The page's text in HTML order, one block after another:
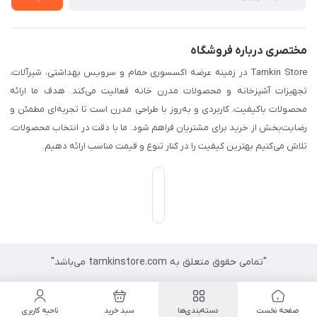
مختصری درباره فروشگاه
Tamkin Store در زمینه عرضه اکسسوری حمام و سرویس بهداشتی، شیرآلات،
تجهیزات آشپزخانه و محصولات مدرن خانه فعالیت می‌کند. هدف ما ارائه
محصولات باکیفیت، کاربردی و به‌روز با طراحی مدرن است تا تجربه‌ای مطمئن و
رضایت‌بخش از خرید برای مشتریان فراهم شود. ما با دقت در انتخاب محصولات،
تلاش می‌کنیم بهترین کیفیت را در کنار تنوع و قیمت مناسب ارائه دهیم.
"تمامی حقوق متعلق به tamkinstore.com می‌باشد"
صفحه نخست دسته‌بندی‌ها سبد خرید ناحیه کاربری